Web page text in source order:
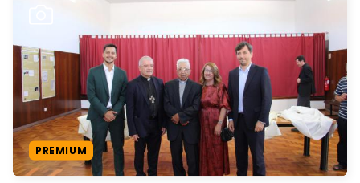
PREMIUM